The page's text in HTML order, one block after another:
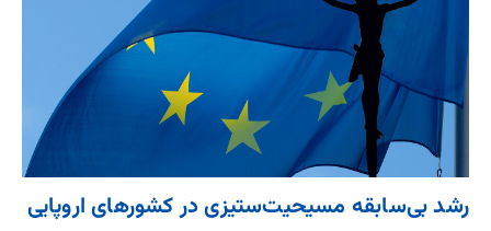
رشد بی‌سابقه مسیحیت‌ستیزی در کشورهای اروپایی